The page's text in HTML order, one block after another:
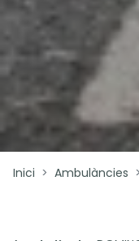
Inici Ambulàncies